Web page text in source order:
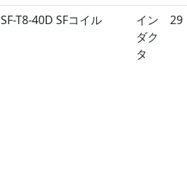
SF-T8-40D SFコイル
イン
ダク
タ
29